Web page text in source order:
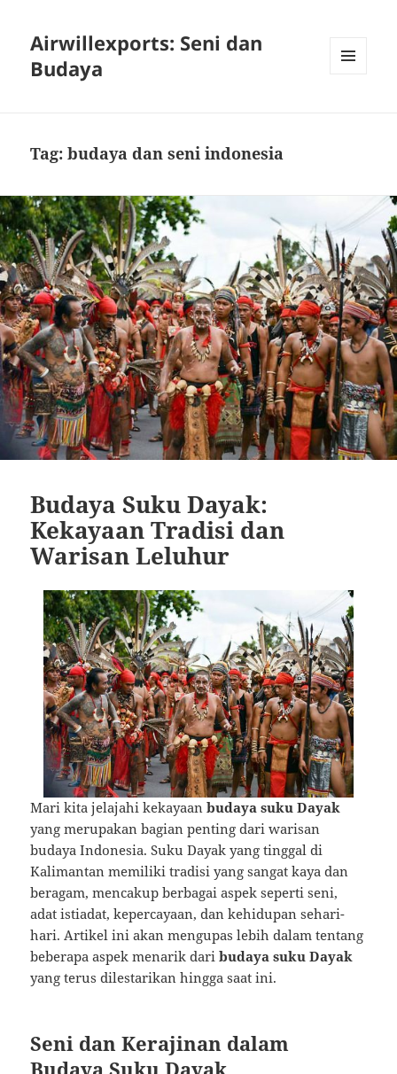
Airwillexports: Seni dan
Budaya
Tag:budaya dan seni indonesia
Budaya Suku Dayak:
Kekayaan Tradisi dan
Warisan Leluhur
Mari kita jelajahi kekayaanbudaya suku Dayak
yang merupakan bagian penting dari warisan
budaya Indonesia. Suku Dayak yang tinggal di
Kalimantan memiliki tradisi yang sangat kaya dan
beragam, mencakup berbagai aspek seperti seni,
adat istiadat, kepercayaan, dan kehidupan sehari-
hari. Artikel ini akan mengupas lebih dalam tentang
beberapa aspek menarik daribudaya suku Dayak
yang terus dilestarikan hingga saat ini.
Seni dan Kerajinan dalam